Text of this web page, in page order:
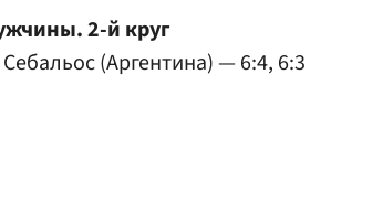
2-й круг
(Аргентина) — 6:4, 6:3